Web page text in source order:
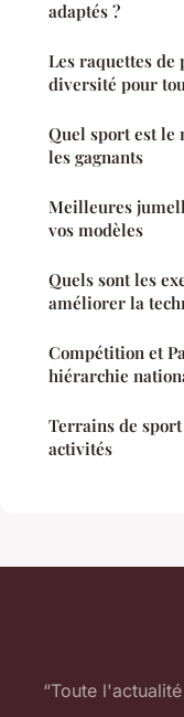
adaptés ?
Les raquettes de
diversité pour
Quel sport est le
les gagnants
Meilleures
vos modèles
Quels sont les
améliorer la
Compétition et
hiérarchie
Terrains de
activités
“Toute